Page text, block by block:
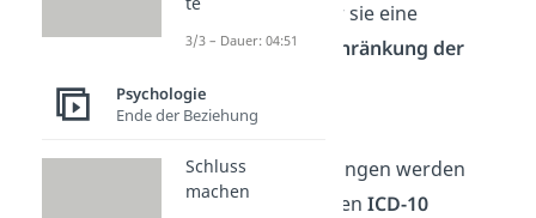
Das bedeutet für sie eine
erheblicheEinschränkung der
Lebensqualität
Persönlichkeitsstörungen werden
nach der sogenannten ICD-10
3/3 – Dauer: 04:51
Psychologie
Ende der Beziehung
Schluss
machen